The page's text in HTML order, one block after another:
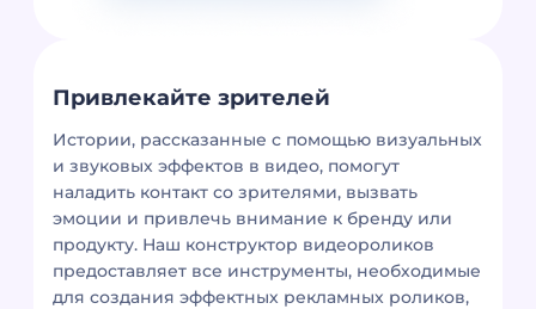
Привлекайте зрителей
Истории, рассказанные с помощью визуальных
и звуковых эффектов в видео, помогут
наладить контакт со зрителями, вызвать
эмоции и привлечь внимание к бренду или
продукту. Наш конструктор видеороликов
предоставляет все инструменты, необходимые
для создания эффектных рекламных роликов,